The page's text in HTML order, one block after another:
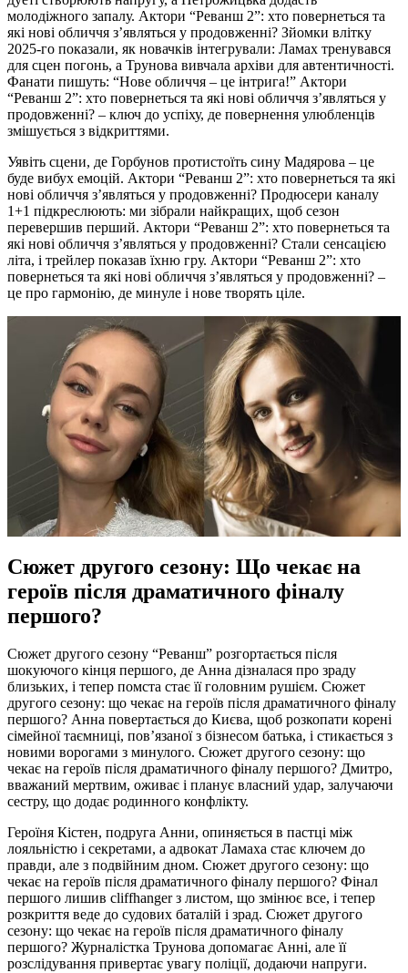
молодіжного запалу. Актори “Реванш 2”: хто повернеться та
які нові обличчя з’являться у продовженні? Зйомки влітку
2025-го показали, як новачків інтегрували: Ламах тренувався
для сцен погонь, а Трунова вивчала архіви для автентичності.
Фанати пишуть: “Нове обличчя – це інтрига!” Актори
“Реванш 2”: хто повернеться та які нові обличчя з’являться у
продовженні? – ключ до успіху, де повернення улюбленців
змішується з відкриттями.
Уявіть сцени, де Горбунов протистоїть сину Мадярова – це
буде вибух емоцій. Актори “Реванш 2”: хто повернеться та які
нові обличчя з’являться у продовженні? Продюсери каналу
1+1 підкреслюють: ми зібрали найкращих, щоб сезон
перевершив перший. Актори “Реванш 2”: хто повернеться та
які нові обличчя з’являться у продовженні? Стали сенсацією
літа, і трейлер показав їхню гру. Актори “Реванш 2”: хто
повернеться та які нові обличчя з’являться у продовженні? –
це про гармонію, де минуле і нове творять ціле.
Сюжет другого сезону: Що чекає на
героїв після драматичного фіналу
першого?
Сюжет другого сезону “Реванш” розгортається після
шокуючого кінця першого, де Анна дізналася про зраду
близьких, і тепер помста стає її головним рушієм. Сюжет
другого сезону: що чекає на героїв після драматичного фіналу
першого? Анна повертається до Києва, щоб розкопати корені
сімейної таємниці, пов’язаної з бізнесом батька, і стикається з
новими ворогами з минулого. Сюжет другого сезону: що
чекає на героїв після драматичного фіналу першого? Дмитро,
вважаний мертвим, оживає і планує власний удар, залучаючи
сестру, що додає родинного конфлікту.
Героїня Кістен, подруга Анни, опиняється в пастці між
лояльністю і секретами, а адвокат Ламаха стає ключем до
правди, але з подвійним дном. Сюжет другого сезону: що
чекає на героїв після драматичного фіналу першого? Фінал
першого лишив cliffhanger з листом, що змінює все, і тепер
розкриття веде до судових баталій і зрад. Сюжет другого
сезону: що чекає на героїв після драматичного фіналу
першого? Журналістка Трунова допомагає Анні, але її
розслідування привертає увагу поліції, додаючи напруги.